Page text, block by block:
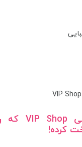
VIP Shop که
کرده!